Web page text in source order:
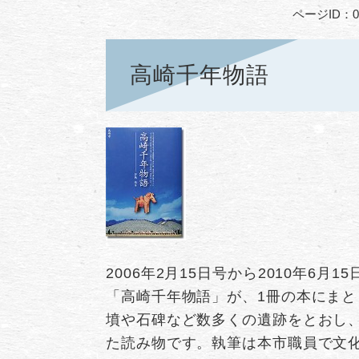
ページID：
高崎千年物語
2006年2月15日号から2010年6月15
「高崎千年物語」が、1冊の本にま
墳や石碑など数多くの遺跡をとおし
た読み物です。執筆は本市職員で文